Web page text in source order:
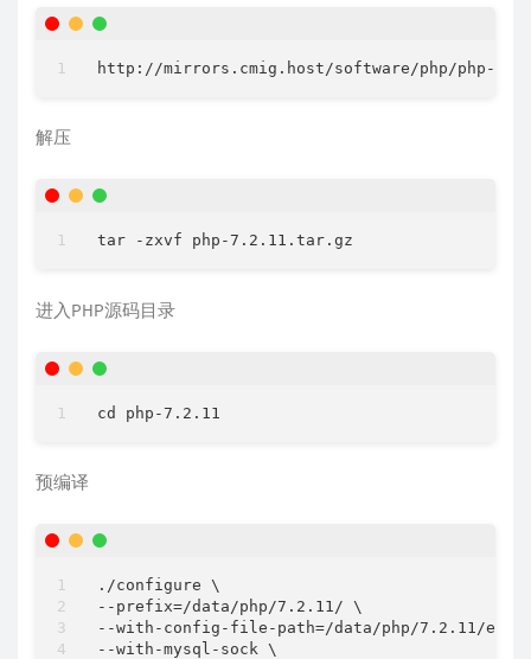
解压
进入PHP源码目录
预编译
./configure \
--prefix=/data/php/7.2.11/ \
--with-config-file-path=/data/php/7.2.11/
--with-mysql-sock \